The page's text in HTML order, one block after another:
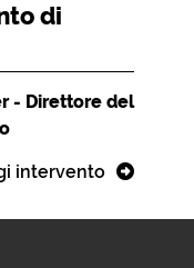
di
- Direttore del
intervento